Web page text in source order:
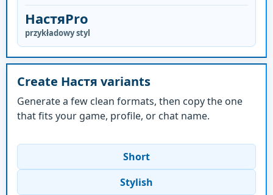
НастяPro
przykładowy styl
Create Настя variants
Generate a few clean formats, then copy the one
that fits your game, profile, or chat name.
Short
Stylish